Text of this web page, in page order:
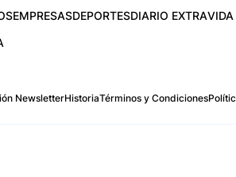
EMPRESASDEPORTESDIARIO EXTRAVIDA
NewsletterHistoriaTérminos y Condiciones